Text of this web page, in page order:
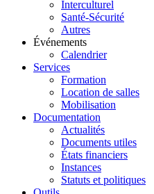
Interculturel
Santé-Sécurité
Autres
Événements
Calendrier
Services
Formation
Location de salles
Mobilisation
Documentation
Actualités
Documents utiles
États financiers
Instances
Statuts et politiques